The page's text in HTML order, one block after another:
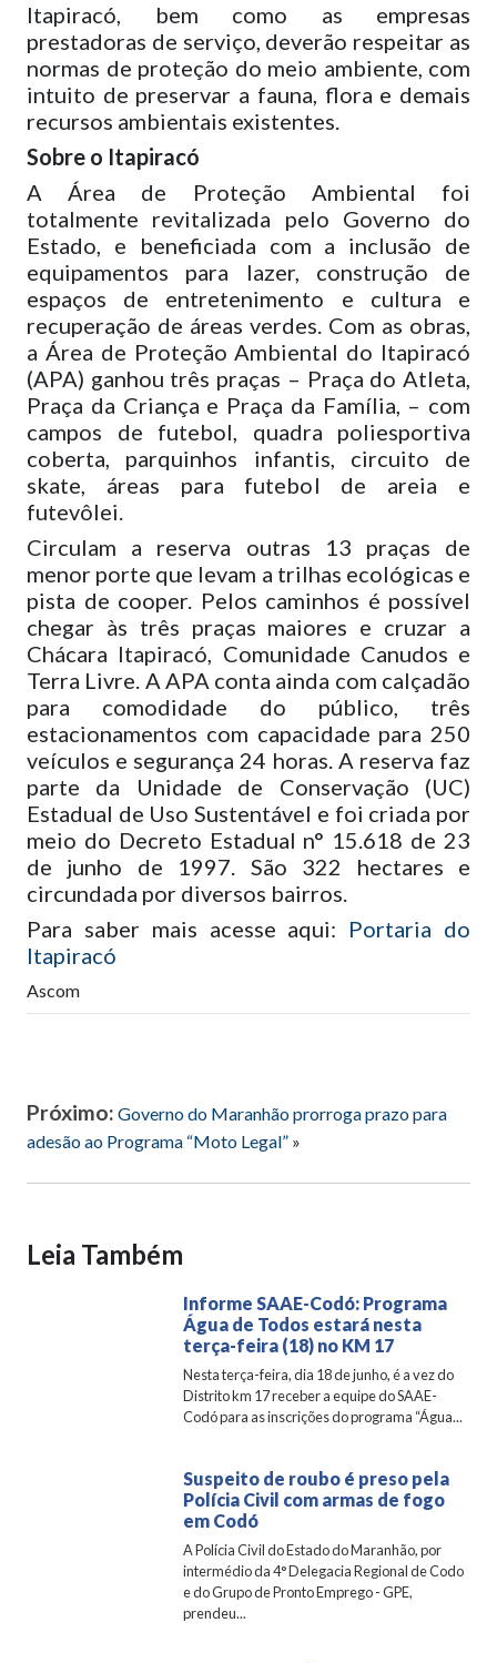
Itapiracó, bem como as empresas
prestadoras de serviço, deverão respeitar as
normas de proteção do meio ambiente, com
intuito de preservar a fauna, flora e demais
recursos ambientais existentes.
Sobre o Itapiracó
A Área de Proteção Ambiental foi
totalmente revitalizada pelo Governo do
Estado, e beneficiada com a inclusão de
equipamentos para lazer, construção de
espaços de entretenimento e cultura e
recuperação de áreas verdes. Com as obras,
a Área de Proteção Ambiental do Itapiracó
(APA) ganhou três praças – Praça do Atleta,
Praça da Criança e Praça da Família, – com
campos de futebol, quadra poliesportiva
coberta, parquinhos infantis, circuito de
skate, áreas para futebol de areia e
futevôlei.
Circulam a reserva outras 13 praças de
menor porte que levam a trilhas ecológicas e
pista de cooper. Pelos caminhos é possível
chegar às três praças maiores e cruzar a
Chácara Itapiracó, Comunidade Canudos e
Terra Livre. A APA conta ainda com calçadão
para comodidade do público, três
estacionamentos com capacidade para 250
veículos e segurança 24 horas. A reserva faz
parte da Unidade de Conservação (UC)
Estadual de Uso Sustentável e foi criada por
meio do Decreto Estadual n° 15.618 de 23
de junho de 1997. São 322 hectares e
circundada por diversos bairros.
Para saber mais acesse aqui: Portaria do
Itapiracó
Ascom
Próximo: Governo do Maranhão prorroga prazo para
adesão ao Programa “Moto Legal” »
Leia Também
Informe SAAE-Codó: Programa
Água de Todos estará nesta
terça-feira (18) no KM 17
Nesta terça-feira, dia 18 de junho, é a vez do
Distrito km 17 receber a equipe do SAAE-
Codó para as inscrições do programa “Água...
Suspeito de roubo é preso pela
Polícia Civil com armas de fogo
em Codó
A Polícia Civil do Estado do Maranhão, por
intermédio da 4° Delegacia Regional de Codo
e do Grupo de Pronto Emprego - GPE,
prendeu...